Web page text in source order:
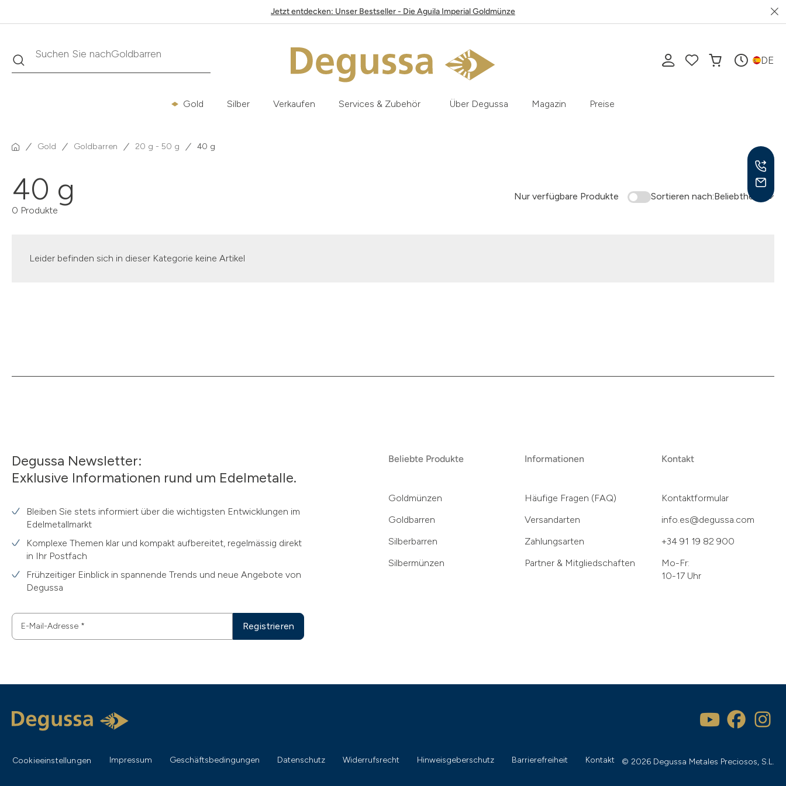
Jetzt entdecken: Unser Bestseller - Die Aguila Imperial Goldmünze
Suche Suchen Sie nachGoldbarren DE
Gold Silber Verkaufen Services & Zubehör Über Degussa Magazin Preise
Gold Goldbarren 20 g - 50 g 40 g
40 g
0 Produkte
Nur verfügbare Produkte Sortieren nach:Beliebtheit
Leider befinden sich in dieser Kategorie keine Artikel
Degussa Newsletter:
Exklusive Informationen rund um Edelmetalle.
Bleiben Sie stets informiert über die wichtigsten Entwicklungen im
Edelmetallmarkt
Komplexe Themen klar und kompakt aufbereitet, regelmässig direkt
in Ihr Postfach
Frühzeitiger Einblick in spannende Trends und neue Angebote von
Degussa
E-Mail-Adresse * Registrieren
Beliebte Produkte
Goldmünzen
Goldbarren
Silberbarren
Silbermünzen
Informationen
Häufige Fragen (FAQ)
Versandarten
Zahlungsarten
Partner & Mitgliedschaften
Kontakt
Kontaktformular
info.es@degussa.com
+34 91 19 82 900
Mo-Fr:
10-17 Uhr
Cookieeinstellungen Impressum Geschäftsbedingungen Datenschutz Widerrufsrecht Hinweisgeberschutz Barrierefreiheit Kontakt © 2026 Degussa Metales Preciosos, S.L.